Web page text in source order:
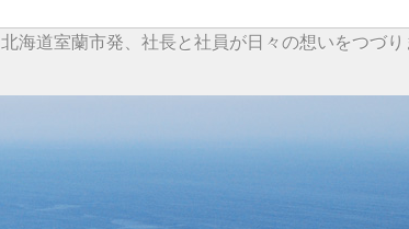
北海道室蘭市発、社長と社員が日々の想いをつづり